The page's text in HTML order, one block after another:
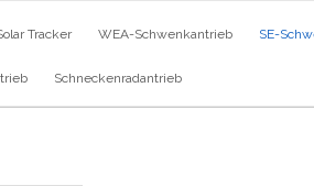
Tracker WEA-Schwenkantrieb SE-
Schneckenradantrieb